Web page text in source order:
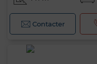
Contacter